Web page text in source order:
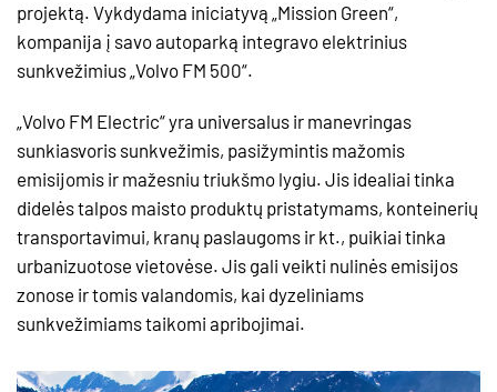
projektą. Vykdydama iniciatyvą „Mission Green“,
kompanija į savo autoparką integravo elektrinius
sunkvežimius „Volvo FM 500“.
„Volvo FM Electric“ yra universalus ir manevringas
sunkiasvoris sunkvežimis, pasižymintis mažomis
emisijomis ir mažesniu triukšmo lygiu. Jis idealiai tinka
didelės talpos maisto produktų pristatymams, konteinerių
transportavimui, kranų paslaugoms ir kt., puikiai tinka
urbanizuotose vietovėse. Jis gali veikti nulinės emisijos
zonose ir tomis valandomis, kai dyzeliniams
sunkvežimiams taikomi apribojimai.